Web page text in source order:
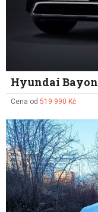
Hyundai Bayon
Cena od 519 990 Kč